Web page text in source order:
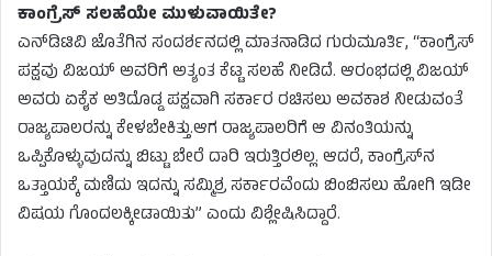
ಕಾಂಗ್ರೆಸ್ ಸಲಹೆಯೇ ಮುಳುವಾಯಿತೇ?
ಎನ್‌ಡಿಟಿವಿ ಜೊತೆಗಿನ ಸಂದರ್ಶನದಲ್ಲಿ ಮಾತನಾಡಿದ ಗುರುಮೂರ್ತಿ, “ಕಾಂಗ್ರೆಸ್
ಪಕ್ಷವು ವಿಜಯ್ ಅವರಿಗೆ ಅತ್ಯಂತ ಕೆಟ್ಟ ಸಲಹೆ ನೀಡಿದೆ. ಆರಂಭದಲ್ಲಿ ವಿಜಯ್
ಅವರು ಏಕೈಕ ಅತಿದೊಡ್ಡ ಪಕ್ಷವಾಗಿ ಸರ್ಕಾರ ರಚಿಸಲು ಅವಕಾಶ ನೀಡುವಂತೆ
ರಾಜ್ಯಪಾಲರನ್ನು ಕೇಳಬೇಕಿತ್ತು.ಆಗ ರಾಜ್ಯಪಾಲರಿಗೆ ಆ ವಿನಂತಿಯನ್ನು
ಒಪ್ಪಿಕೊಳ್ಳುವುದನ್ನು ಬಿಟ್ಟು ಬೇರೆ ದಾರಿ ಇರುತ್ತಿರಲಿಲ್ಲ. ಆದರೆ, ಕಾಂಗ್ರೆಸ್‌ನ
ಒತ್ತಾಯಕ್ಕೆ ಮಣಿದು ಇದನ್ನು ಸಮ್ಮಿಶ್ರ ಸರ್ಕಾರವೆಂದು ಬಿಂಬಿಸಲು ಹೋಗಿ ಇಡೀ
ವಿಷಯ ಗೊಂದಲಕ್ಕೀಡಾಯಿತು” ಎಂದು ವಿಶ್ಲೇಷಿಸಿದ್ದಾರೆ.